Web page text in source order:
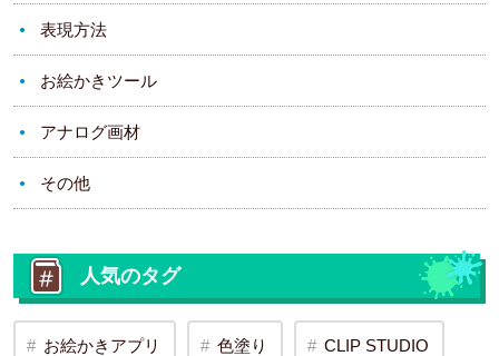
表現方法
お絵かきツール
アナログ画材
その他
人気のタグ
お絵かきアプリ 色塗り CLIP STUDIO